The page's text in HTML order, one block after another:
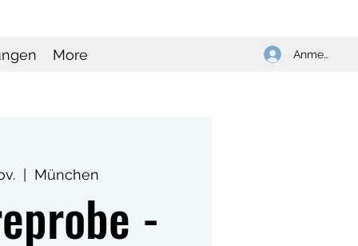
More Anmelden
  |
München
-